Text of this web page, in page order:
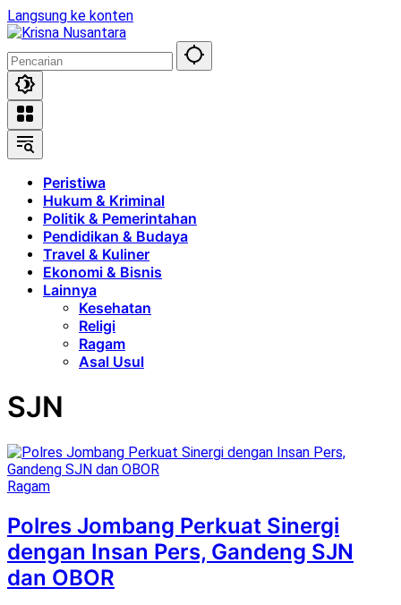
Langsung ke konten
Peristiwa
Hukum & Kriminal
Politik & Pemerintahan
Pendidikan & Budaya
Travel & Kuliner
Ekonomi & Bisnis
Lainnya
Kesehatan
Religi
Ragam
Asal Usul
SJN
Ragam
Polres Jombang Perkuat Sinergi
dengan Insan Pers, Gandeng SJN
dan OBOR